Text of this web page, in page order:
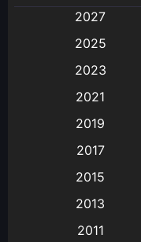
Animation การ์ตูน
Animation อนิเมะ
Animation แอนิเมชัน
(9)
2027
2025
2023
2021
2019
2017
2015
2013
2011